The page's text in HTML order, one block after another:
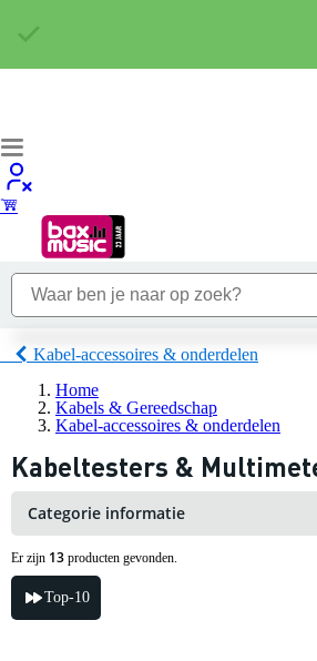
Kabel-accessoires & onderdelen
Home
Kabels & Gereedschap
Kabel-accessoires & onderdelen
Kabeltesters &
Categorie informatie
Er zijn 13 producten gevonden.
Top-10